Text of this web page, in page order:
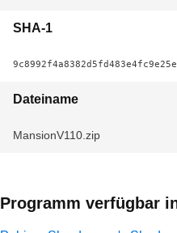
SHA-1
Dateiname
MansionV110.zip
Programm verfügbar